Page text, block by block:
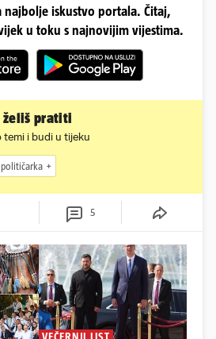
najbolje iskustvo portala. Čitaj,
u toku s najnovijim vijestima.
želiš pratiti
temi i budi u tijeku
političarka
5